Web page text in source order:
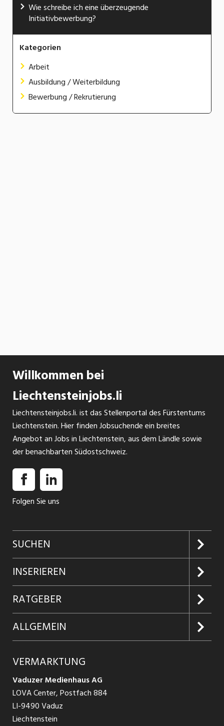
Wie schreibe ich eine überzeugende
Initiativbewerbung?
Kategorien
Arbeit
Ausbildung / Weiterbildung
Bewerbung / Rekrutierung
Willkommen bei
Liechtensteinjobs.li
Liechtensteinjobs.li. ist das Stellenportal des Fürstentums
Liechtenstein. Hier finden Jobsuchende ein breites
Angebot an Jobs in Liechtenstein, aus dem Ländle sowie
der benachbarten Südostschweiz.
Folgen Sie uns
SUCHEN
Jobs suchen
Jobabo
Firmen entdecken
Jobs in Graubünden
Jobs in St. Gallen
Jobs in Glarus
Jobs in der Südostschweiz
INSERIEREN
Kundenlogin
Inserieren
Produkte
Schnittstelle
RATGEBER
Glossar
Ratgeber Bewerbung / Rekrutierung
ALLGEMEIN
AGB
Datenschutzbestimmungen
Nutzungsbedingungen
VERMARKTUNG
Vaduzer Medienhaus AG
LOVA Center, Postfach 884
LI-9490 Vaduz
Liechtenstein